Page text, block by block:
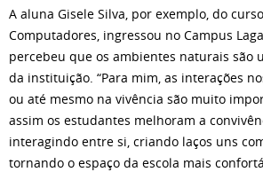
A aluna Gisele Silva, por exemplo, do
Computadores, ingressou no Campus
percebeu que os ambientes naturais são
da instituição. “Para mim, as interações
ou até mesmo na vivência são muito
assim os estudantes melhoram a
interagindo entre si, criando laços uns
tornando o espaço da escola mais